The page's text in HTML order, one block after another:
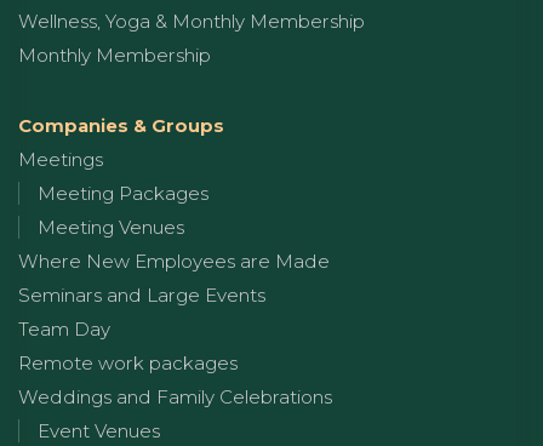
Wellness, Yoga & Monthly Membership
Monthly Membership
Companies & Groups
Meetings
Meeting Packages
Meeting Venues
Where New Employees are Made
Seminars and Large Events
Team Day
Remote work packages
Weddings and Family Celebrations
Event Venues